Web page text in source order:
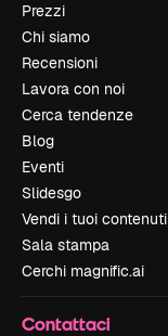
Prezzi
Chi siamo
Recensioni
Lavora con noi
Cerca tendenze
Blog
Eventi
Slidesgo
Vendi i tuoi contenuti
Sala stampa
Cerchi magnific.ai
Contattaci